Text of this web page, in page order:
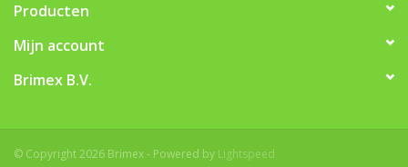
Producten
Mijn account
Brimex B.V.
© Copyright 2026 Brimex - Powered by Lightspeed